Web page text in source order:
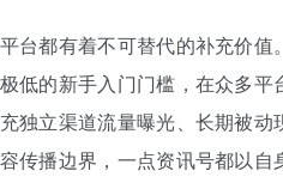
台都有着不可替代的补充价
低的新手入门门槛，在众多
独立渠道流量曝光、长期被
播边界，一点资讯号都以